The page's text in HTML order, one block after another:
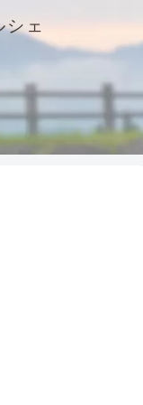
ェ